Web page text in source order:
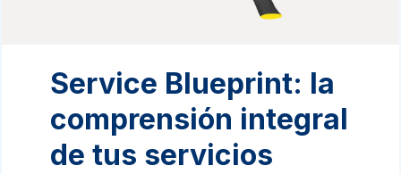
Service Blueprint: la
comprensión integral
de tus servicios